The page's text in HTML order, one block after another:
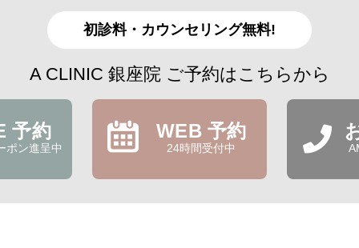
初診料・カウンセリング無料!
A CLINIC 銀座院 ご予約はこちらから
予約
ポン進呈中
WEB 予約
24時間受付中